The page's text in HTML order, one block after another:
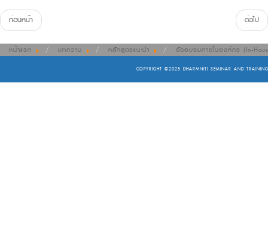
ก่อนหน้า ต่อไป
หน้าแรก บทความ หลักสูตรแนะนํา จัดอบรมภายในองค์กร (In-
COPYRIGHT ©2025 DHARMNITI SEMINAR AND